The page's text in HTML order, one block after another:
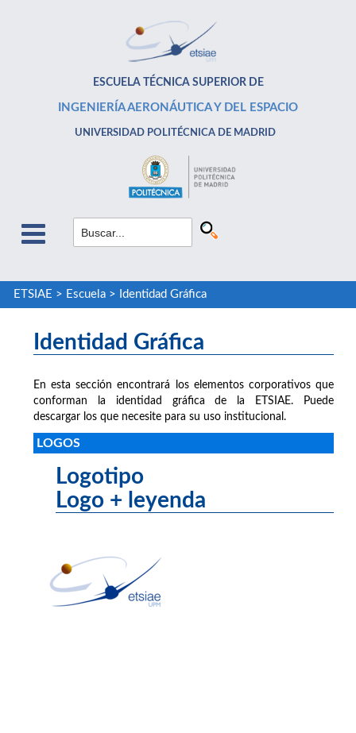
ESCUELA TÉCNICA SUPERIOR DE
INGENIERÍA AERONÁUTICA Y DEL ESPACIO
UNIVERSIDAD POLITÉCNICA DE MADRID
ETSIAE > Escuela> Identidad Gráfica
Identidad Gráfica
En esta sección encontrará los elementos corporativos que
conforman la identidad gráfica de la ETSIAE. Puede
descargar los que necesite para su uso institucional.
LOGOS
Logotipo
Logo + leyenda